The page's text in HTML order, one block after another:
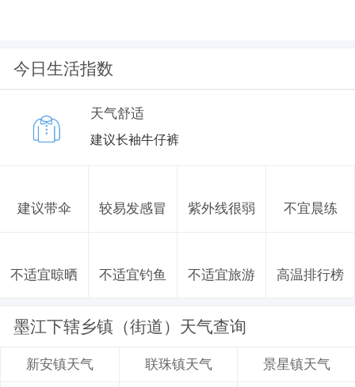
今日生活指数
天气舒适
建议长袖牛仔裤
建议带伞 较易发感冒 紫外线很弱 不宜晨练
不适宜晾晒 不适宜钓鱼 不适宜旅游 高温排行榜
墨江下辖乡镇（街道）天气查询
新安镇天气 联珠镇天气 景星镇天气